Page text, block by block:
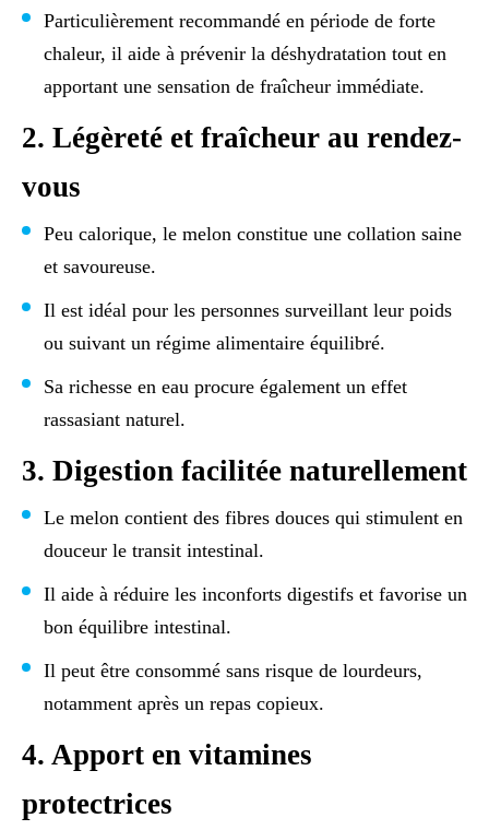
Particulièrement recommandé en période de forte
chaleur, il aide à prévenir la déshydratation tout en
apportant une sensation de fraîcheur immédiate.
2. Légèreté et fraîcheur au rendez-
vous
Peu calorique, le melon constitue une collation saine
et savoureuse.
Il est idéal pour les personnes surveillant leur poids
ou suivant un régime alimentaire équilibré.
Sa richesse en eau procure également un effet
rassasiant naturel.
3. Digestion facilitée naturellement
Le melon contient des fibres douces qui stimulent en
douceur le transit intestinal.
Il aide à réduire les inconforts digestifs et favorise un
bon équilibre intestinal.
Il peut être consommé sans risque de lourdeurs,
notamment après un repas copieux.
4. Apport en vitamines
protectrices